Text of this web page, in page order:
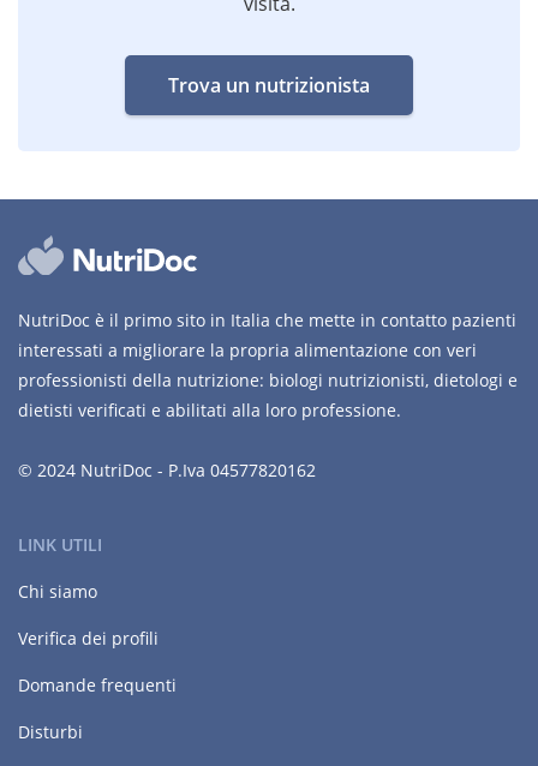
Trova un nutrizionista
NutriDoc è il primo sito in Italia che mette in contatto pazienti
interessati a migliorare la propria alimentazione con veri
professionisti della nutrizione: biologi nutrizionisti, dietologi e
dietisti verificati e abilitati alla loro professione.
© 2024 NutriDoc - P.Iva 04577820162
LINK UTILI
Chi siamo
Verifica dei profili
Domande frequenti
Disturbi